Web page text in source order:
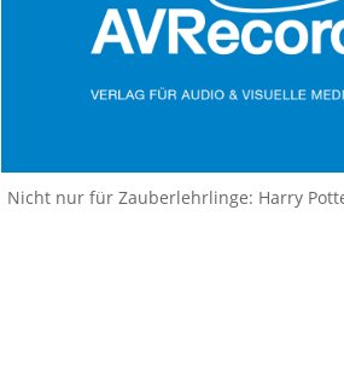
Nicht nur für Zauberlehrlinge: Harry